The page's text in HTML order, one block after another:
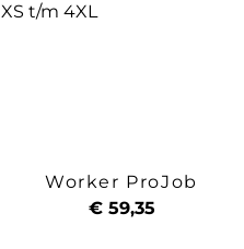
XS t/m 4XL
Worker ProJob
€ 59,35